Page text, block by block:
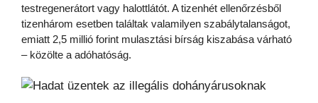
testregenerátort vagy halottlátót. A tizenhét ellenőrzésből
tizenhárom esetben találtak valamilyen szabálytalanságot,
emiatt 2,5 millió forint mulasztási bírság kiszabása várható
– közölte a adóhatóság.